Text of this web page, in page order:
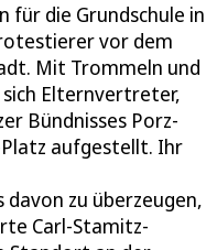
für die Grundschule in
vor dem
Mit Trommeln und
Elternvertreter,
Bündnisses Porz-
aufgestellt. Ihr
zu überzeugen,
Carl-Stamitz-